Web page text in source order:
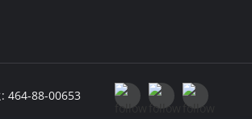
464-88-00653